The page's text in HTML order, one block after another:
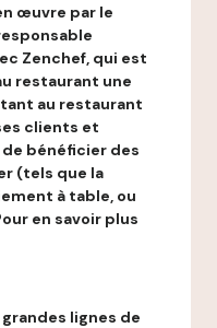
œuvre par le
Zenchef, qui est
restaurant une
au restaurant
clients et
bénéficier des
(tels que la
à table, ou
en savoir plus
lignes de